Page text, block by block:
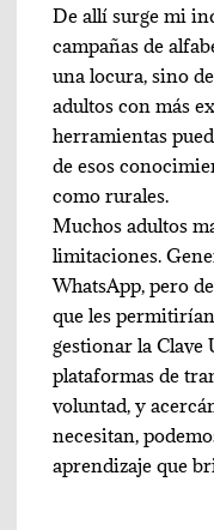
De allí surge mi
campañas de
una locura, sino
adultos con más
herramientas
de esos
como rurales.
Muchos adultos
limitaciones.
WhatsApp, pero
que les
gestionar la Clave
plataformas de
voluntad, y
necesitan,
aprendizaje que